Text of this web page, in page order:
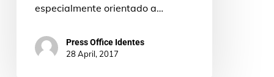
especialmente orientado a…
Press Office Identes
28 April, 2017